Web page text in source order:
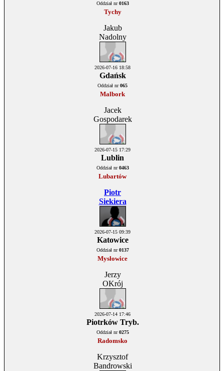
Oddział nr0163
Tychy
Jakub
Nadolny
2026-07-16 18:58
Gdańsk
Oddział nr065
Malbork
Jacek
Gospodarek
2026-07-15 17:29
Lublin
Oddział nr0463
Lubartów
Piotr
Siekiera
2026-07-15 09:39
Katowice
Oddział nr0137
Mysłowice
Jerzy
OKrój
2026-07-14 17:46
Piotrków Tryb.
Oddział nr0275
Radomsko
Krzysztof
Bandrowski